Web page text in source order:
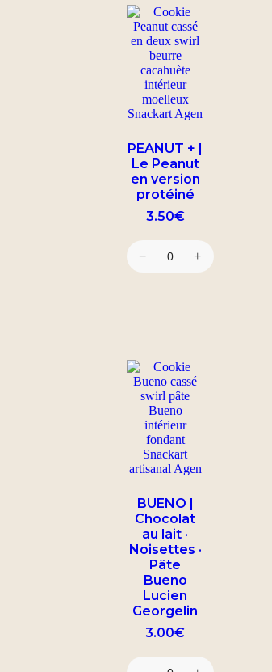
PEANUT + |
Le Peanut
en version
protéiné
3.50€
− +
BUENO |
Chocolat
au lait ·
Noisettes ·
Pâte
Bueno
Lucien
Georgelin
3.00€